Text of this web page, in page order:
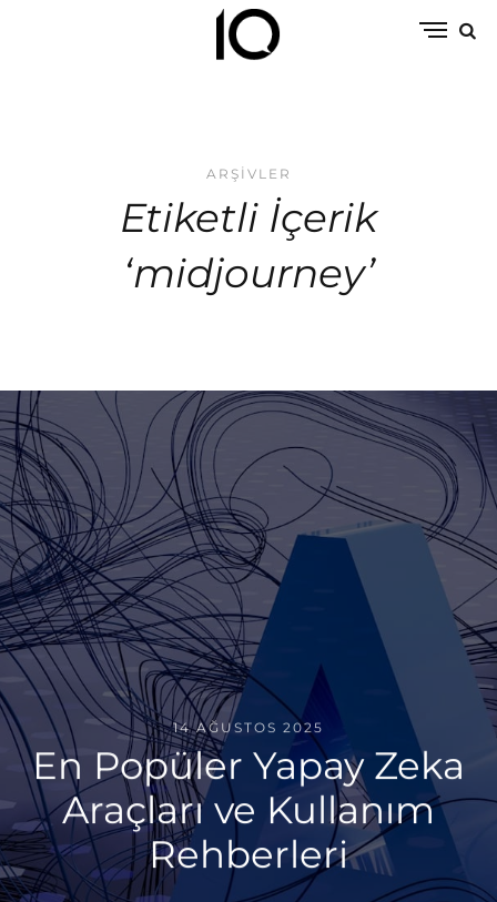
ARŞIVLER
Etiketli İçerik
‘midjourney’
14 AĞUSTOS 2025
En Popüler Yapay Zeka
Araçları ve Kullanım
Rehberleri